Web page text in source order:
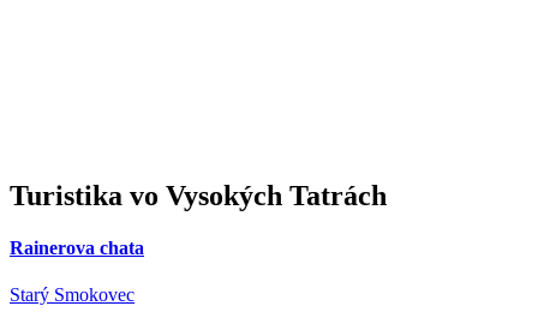
Turistika vo Vysokých Tatrách
Rainerova chata
Starý Smokovec